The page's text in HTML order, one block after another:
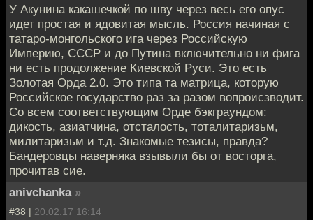
У Акунина какашечкой по шву через весь его опус
идет простая и ядовитая мысль. Россия начиная с
татаро-монгольского ига через Российскую
Империю, СССР и до Путина включительно ни фига
ни есть продолжение Киевской Руси. Это есть
Золотая Орда 2.0. Это типа та матрица, которую
Российское государство раз за разом вопроисзводит.
Со всем соответствующим Орде бэкграундом:
дикость, азиатчина, отсталость, тоталитаризьм,
милитаризьм и т.д. Знакомые тезисы, правда?
Бандеровцы наверняка взывыли бы от восторга,
прочитав сие.
anivchanka »
#38 | 20.02.17 16:14